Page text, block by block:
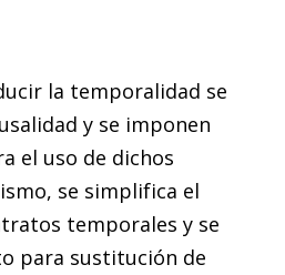
la temporalidad se
y se imponen
el uso de dichos
se simplifica el
temporales y se
para sustitución de